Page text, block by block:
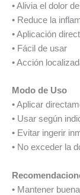
• Alivia el dolor
• Reduce la
• Aplicación
• Fácil de usar
• Acción
Modo de Uso
• Aplicar
• Usar según
• Evitar ingerir
• No exceder la
• Mantener